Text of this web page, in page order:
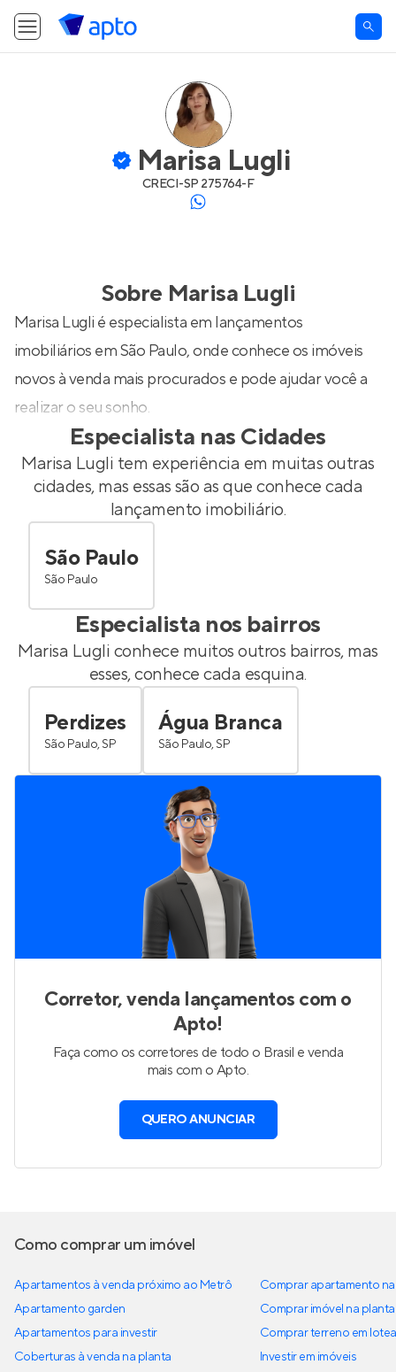
Marisa Lugli
CRECI-SP 275764-F
Sobre Marisa Lugli
Marisa Lugli é especialista em lançamentos
imobiliários em São Paulo, onde conhece os imóveis
novos à venda mais procurados e pode ajudar você a
realizar o seu sonho.
Especialista nas Cidades
Marisa Lugli tem experiência em muitas outras
cidades, mas essas são as que conhece cada
lançamento imobiliário.
São Paulo
São Paulo
Especialista nos bairros
Marisa Lugli conhece muitos outros bairros, mas
esses, conhece cada esquina.
Perdizes
São Paulo, SP
Água Branca
São Paulo, SP
Corretor, venda lançamentos com o
Apto!
Faça como os corretores de todo o Brasil e venda
mais com o Apto.
QUERO ANUNCIAR
Como comprar um imóvel
Apartamentos à venda próximo ao Metrô
Apartamento garden
Apartamentos para investir
Coberturas à venda na planta
Comprar apartamento
Comprar imóvel na planta
Comprar terreno em
Investir em imóveis